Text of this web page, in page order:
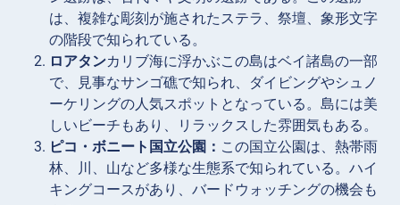
は、複雑な彫刻が施されたステラ、祭壇、象形文字
の階段で知られている。
ロアタンカリブ海に浮かぶこの島はベイ諸島の一部
で、見事なサンゴ礁で知られ、ダイビングやシュノ
ーケリングの人気スポットとなっている。島には美
しいビーチもあり、リラックスした雰囲気もある。
ピコ・ボニート国立公園： この国立公園は、熱帯雨
林、川、山など多様な生態系で知られている。ハイ
キングコースがあり、バードウォッチングの機会も